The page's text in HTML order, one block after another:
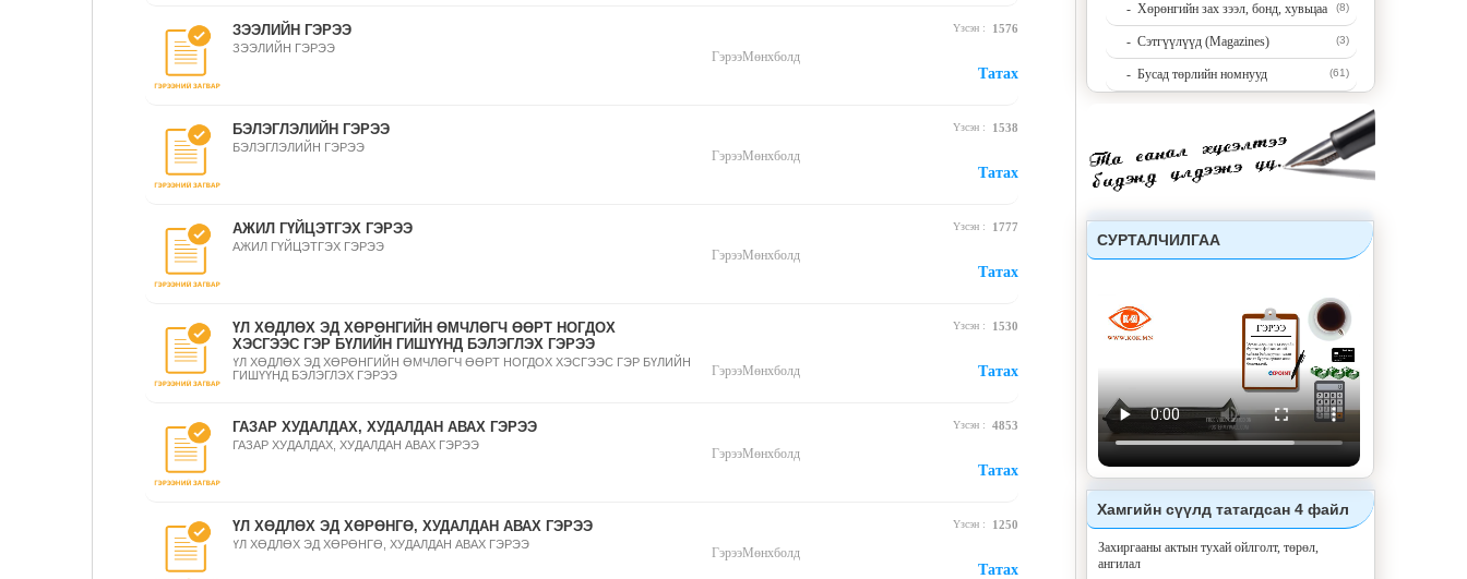
ЗЭЭЛИЙН ГЭРЭЭ Үзсэн :
1576
ЗЭЭЛИЙН ГЭРЭЭ
ГэрээМөнхболд
Татах
БЭЛЭГЛЭЛИЙН ГЭРЭЭ Үзсэн :
1538
БЭЛЭГЛЭЛИЙН ГЭРЭЭ
ГэрээМөнхболд
Татах
АЖИЛ ГҮЙЦЭТГЭХ ГЭРЭЭ Үзсэн :
1777
АЖИЛ ГҮЙЦЭТГЭХ ГЭРЭЭ
ГэрээМөнхболд
Татах
ҮЛ ХӨДЛӨХ ЭД ХӨРӨНГИЙН ӨМЧЛӨГЧ ӨӨРТ НОГДОХ
ХЭСГЭЭС ГЭР БҮЛИЙН ГИШҮҮНД БЭЛЭГЛЭХ ГЭРЭЭ
Үзсэн : 1530
ҮЛ ХӨДЛӨХ ЭД ХӨРӨНГИЙН ӨМЧЛӨГЧ ӨӨРТ НОГДОХ ХЭСГЭЭС ГЭР БҮЛИЙН
ГИШҮҮНД БЭЛЭГЛЭХ ГЭРЭЭ
ГэрээМөнхболд Татах
ГАЗАР ХУДАЛДАХ, ХУДАЛДАН АВАХ ГЭРЭЭ Үзсэн : 4853
ГАЗАР ХУДАЛДАХ, ХУДАЛДАН АВАХ ГЭРЭЭ
ГэрээМөнхболд
Татах
ҮЛ ХӨДЛӨХ ЭД ХӨРӨНГӨ, ХУДАЛДАН АВАХ ГЭРЭЭ Үзсэн :
1250
ҮЛ ХӨДЛӨХ ЭД ХӨРӨНГӨ, ХУДАЛДАН АВАХ ГЭРЭЭ
ГэрээМөнхболд
Татах
- Хөрөнгийн зах зээл, бонд, хувьцаа (8)
- Сэтгүүлүүд (Magazines) (3)
- Бусад төрлийн номнууд (61)
СУРТАЛЧИЛГАА
Хамгийн сүүлд татагдсан 4 файл
Захиргааны актын тухай ойлголт, төрөл,
ангилал